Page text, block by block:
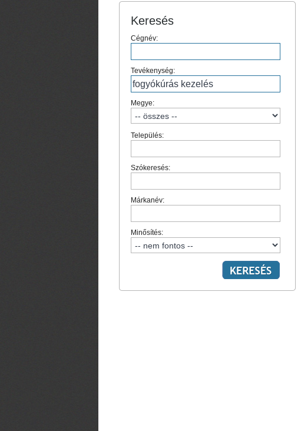
Keresés
Cégnév:
Tevékenység:
Megye:
Település:
Szókeresés:
Márkanév:
Minősítés: